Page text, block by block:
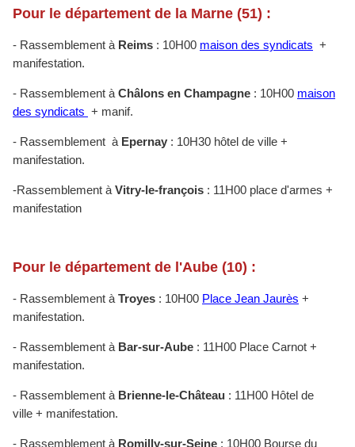
Pour le département de la Marne (51) :
- Rassemblement à Reims : 10H00 maison des syndicats +
manifestation.
- Rassemblement à Châlons en Champagne : 10H00 maison
des syndicats + manif.
- Rassemblement à Epernay : 10H30 hôtel de ville +
manifestation.
-Rassemblement à Vitry-le-françois : 11H00 place d'armes +
manifestation
Pour le département de l'Aube (10) :
- Rassemblement à Troyes : 10H00 Place Jean Jaurès +
manifestation.
- Rassemblement à Bar-sur-Aube : 11H00 Place Carnot +
manifestation.
- Rassemblement à Brienne-le-Château : 11H00 Hôtel de
ville + manifestation.
- Rassemblement à Romilly-sur-Seine : 10H00 Bourse du